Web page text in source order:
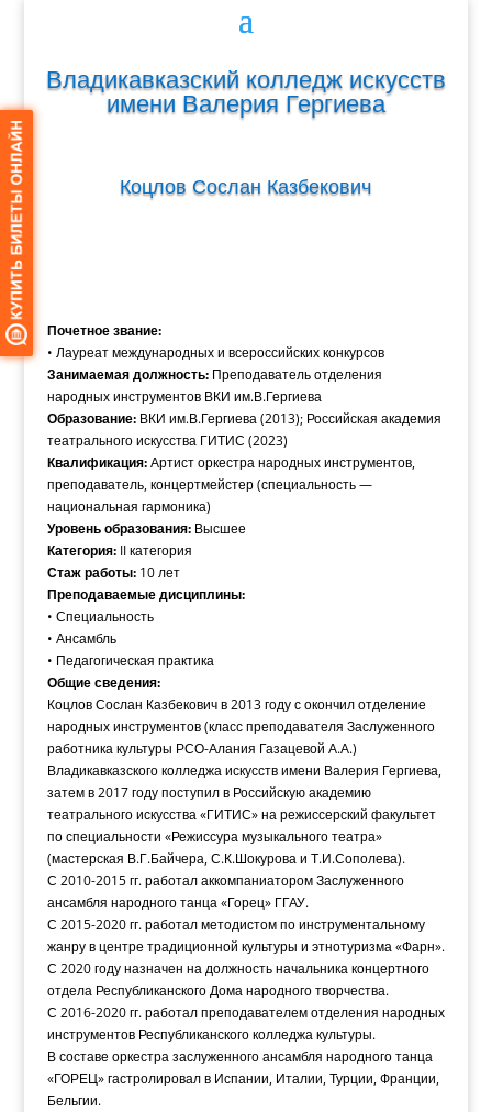
Владикавказский колледж искусств
имени Валерия Гергиева
Коцлов Сослан Казбекович
Почетное звание:
• Лауреат международных и всероссийских конкурсов
Занимаемая должность:Преподаватель отделения
народных инструментов ВКИ им.В.Гергиева
Образование:ВКИ им.В.Гергиева (2013); Российская академия
театрального искусства ГИТИС (2023)
Квалификация:Артист оркестра народных инструментов,
преподаватель, концертмейстер (специальность —
национальная гармоника)
Уровень образования:Высшее
Категория:II категория
Стаж работы:10 лет
Преподаваемые дисциплины:
• Специальность
• Ансамбль
• Педагогическая практика
Общие сведения:
Коцлов Сослан Казбекович в 2013 году с окончил отделение
народных инструментов (класс преподавателя Заслуженного
работника культуры РСО-Алания Газацевой А.А.)
Владикавказского колледжа искусств имени Валерия Гергиева,
затем в 2017 году поступил в Российскую академию
театрального искусства «ГИТИС» на режиссерский факультет
по специальности «Режиссура музыкального театра»
(мастерская В.Г.Байчера, С.К.Шокурова и Т.И.Сополева).
С 2010-2015 гг. работал аккомпаниатором Заслуженного
ансамбля народного танца «Горец» ГГАУ.
С 2015-2020 гг. работал методистом по инструментальному
жанру в центре традиционной культуры и этнотуризма «Фарн».
С 2020 году назначен на должность начальника концертного
отдела Республиканского Дома народного творчества.
С 2016-2020 гг. работал преподавателем отделения народных
инструментов Республиканского колледжа культуры.
В составе оркестра заслуженного ансамбля народного танца
«ГОРЕЦ» гастролировал в Испании, Италии, Турции, Франции,
Бельгии.